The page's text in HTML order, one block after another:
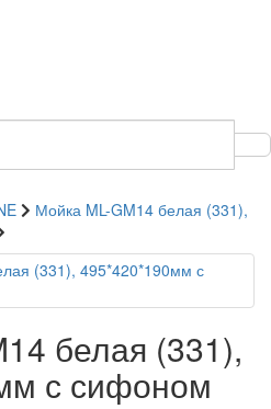
Мойка ML-GM14 белая (331),
белая (331),
с сифоном